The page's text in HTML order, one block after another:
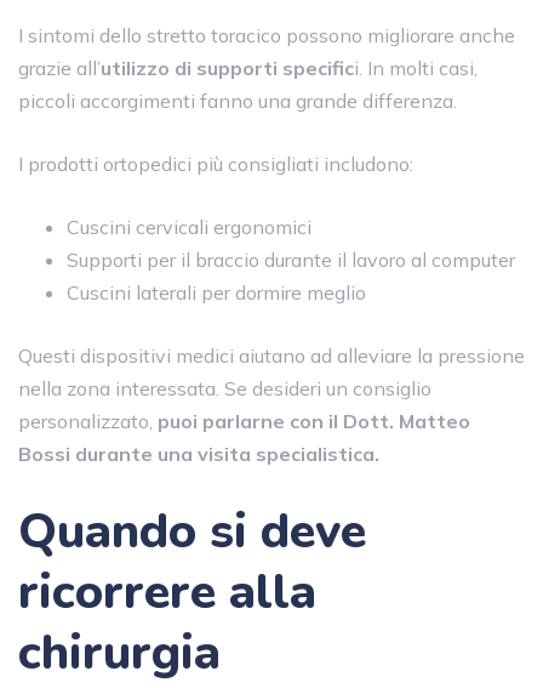
I sintomi dello stretto toracico possono migliorare anche
grazie all’utilizzo di supporti specifici. In molti casi,
piccoli accorgimenti fanno una grande differenza.
I prodotti ortopedici più consigliati includono:
Cuscini cervicali ergonomici
Supporti per il braccio durante il lavoro al computer
Cuscini laterali per dormire meglio
Questi dispositivi medici aiutano ad alleviare la pressione
nella zona interessata. Se desideri un consiglio
personalizzato, puoi parlarne con il Dott. Matteo
Bossi durante una visita specialistica.
Quando si deve
ricorrere alla
chirurgia